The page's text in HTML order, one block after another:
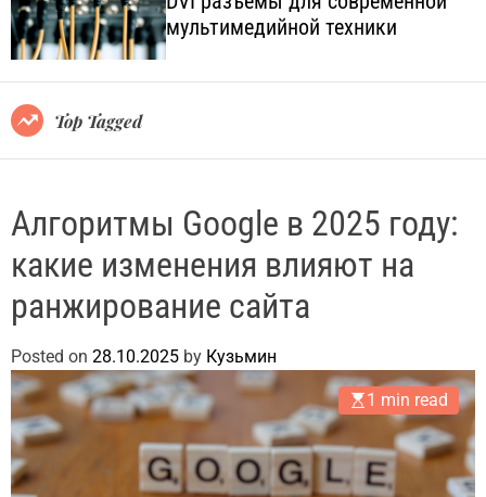
l
.
c
o
m
o
l
e
мультимедийной техники
Top Tagged
Алгоритмы Google в 2025 году:
какие изменения влияют на
ранжирование сайта
Posted on 28.10.2025 by Кузьмин
1 min read